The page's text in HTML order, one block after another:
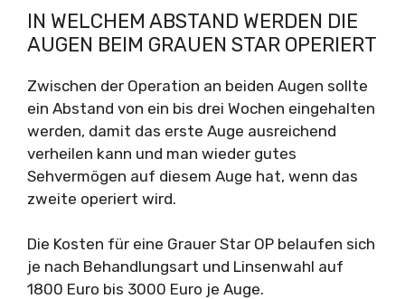
IN WELCHEM ABSTAND WERDEN DIE
AUGEN BEIM GRAUEN STAR OPERIERT
Zwischen der Operation an beiden Augen sollte
ein Abstand von ein bis drei Wochen eingehalten
werden, damit das erste Auge ausreichend
verheilen kann und man wieder gutes
Sehvermögen auf diesem Auge hat, wenn das
zweite operiert wird.
Die Kosten für eine Grauer Star OP belaufen sich
je nach Behandlungsart und Linsenwahl auf
1800 Euro bis 3000 Euro je Auge.